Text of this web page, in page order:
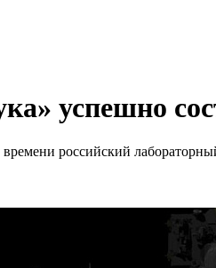
успешно
времени российский